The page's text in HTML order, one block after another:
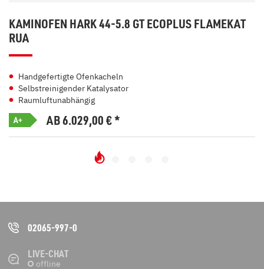
KAMINOFEN HARK 44-5.8 GT ECOPLUS FLAMEKAT
RUA
Handgefertigte Ofenkacheln
Selbstreinigender Katalysator
Raumluftunabhängig
A+ AB 6.029,00€*
02065-997-0
LIVE-CHAT